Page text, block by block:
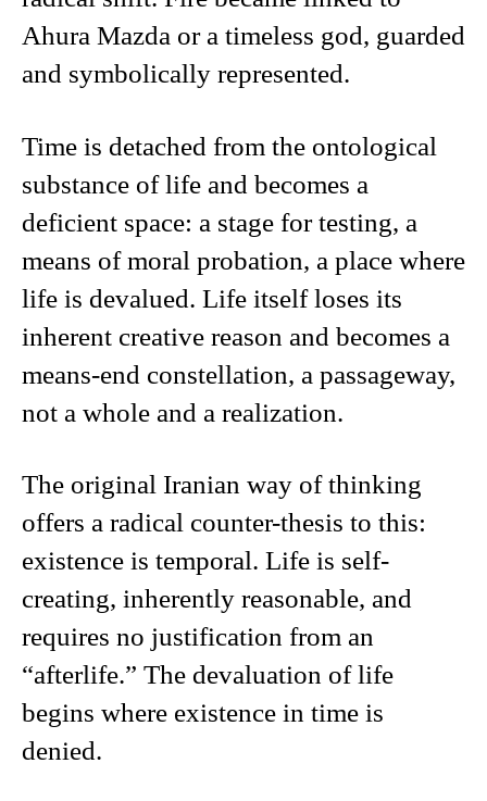
Ahura Mazda or a timeless god, guarded
and symbolically represented.
Time is detached from the ontological
substance of life and becomes a
deficient space: a stage for testing, a
means of moral probation, a place where
life is devalued. Life itself loses its
inherent creative reason and becomes a
means-end constellation, a passageway,
not a whole and a realization.
The original Iranian way of thinking
offers a radical counter-thesis to this:
existence is temporal. Life is self-
creating, inherently reasonable, and
requires no justification from an
“afterlife.” The devaluation of life
begins where existence in time is
denied.